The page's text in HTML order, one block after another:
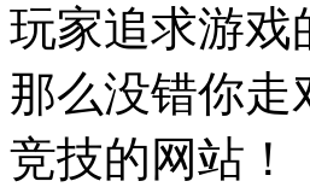
玩家追求游戏
那么没错你走
竞技的网站！